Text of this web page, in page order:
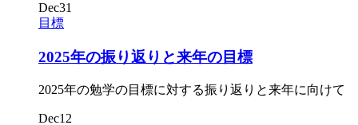
Dec31
目標
2025年の振り返りと来年の目標
2025年の勉学の目標に対する振り返りと来年に向けて
Dec12